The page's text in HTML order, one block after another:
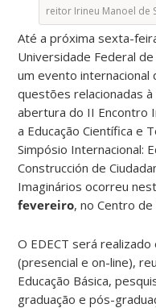
reitor Irineu Manoel de
Até a próxima sexta-
Universidade Federal de
um evento internacional
questões relacionadas à
abertura do II Encontro
a Educação Científica e
Simpósio Internacional:
Construcción de
Imaginários ocorreu
fevereiro, no Centro de
O EDECT será
(presencial e on-line),
Educação Básica,
graduação e pós-